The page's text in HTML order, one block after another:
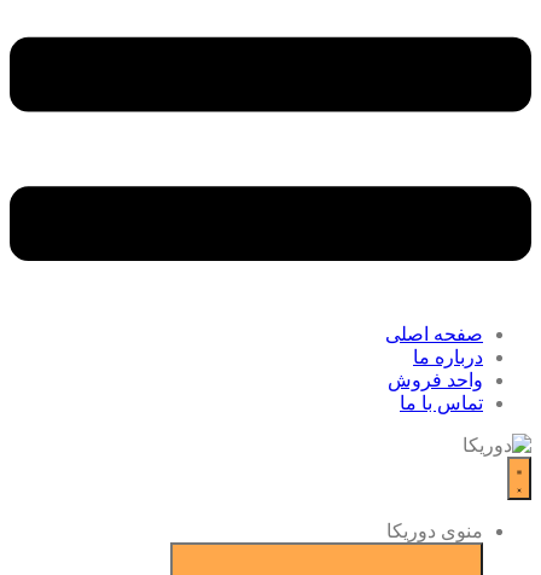
صفحه اصلی
درباره ما
واحد فروش
تماس با ما
منوی دوریکا